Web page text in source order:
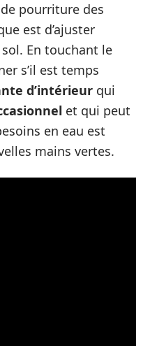
pourriture des
est d’ajuster
En touchant le
s’il est temps
d’intérieur qui
et qui peut
en eau est
mains vertes.